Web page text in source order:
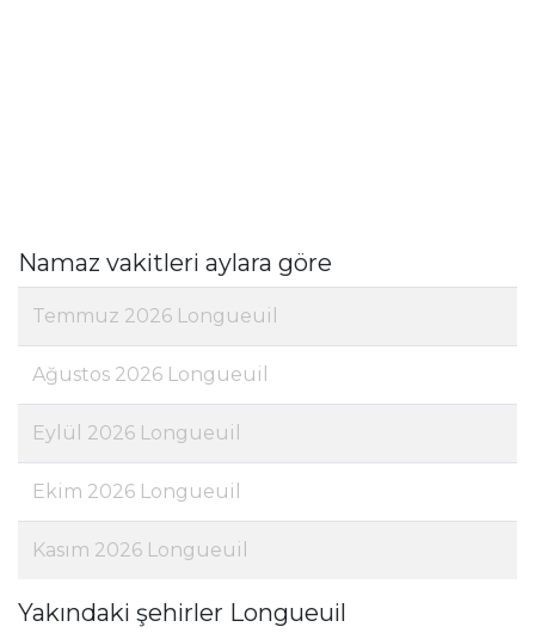
Namaz vakitleri aylara göre
Temmuz 2026 Longueuil
Ağustos 2026 Longueuil
Eylül 2026 Longueuil
Ekim 2026 Longueuil
Kasım 2026 Longueuil
Yakındaki şehirler Longueuil